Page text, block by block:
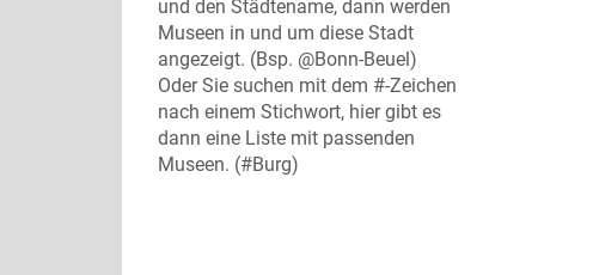
und den Städtename, dann werden
Museen in und um diese Stadt
angezeigt. (Bsp. @Bonn-Beuel)
Oder Sie suchen mit dem #-Zeichen
nach einem Stichwort, hier gibt es
dann eine Liste mit passenden
Museen. (#Burg)